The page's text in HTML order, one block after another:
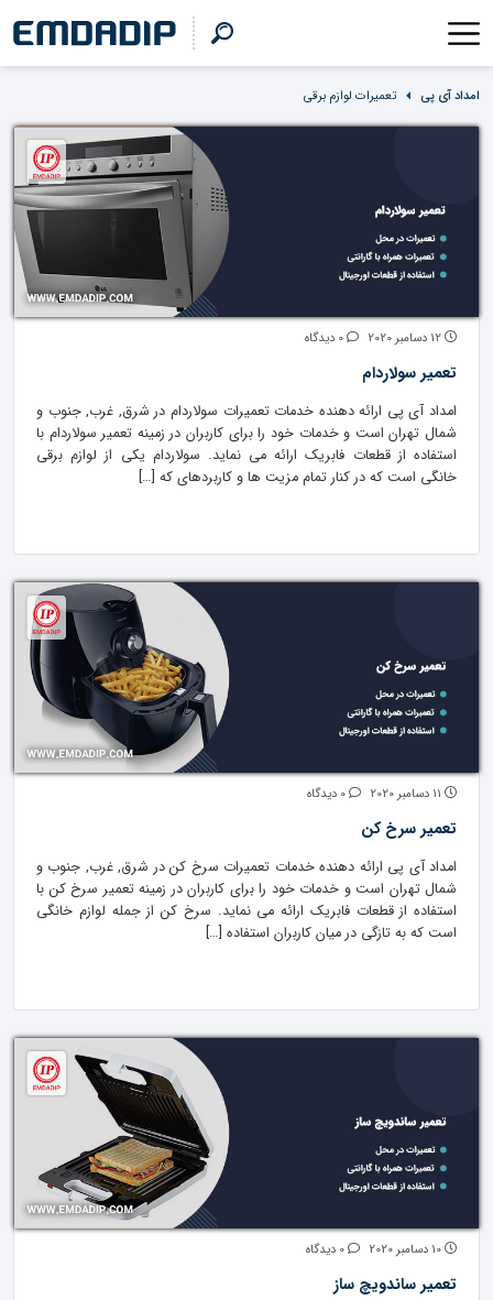
امداد آی پی تعمیرات لوازم برقی
تعمیر سولاردام
امداد آی پی ارائه دهنده خدمات تعمیرات سولاردام در شرق, غرب, جنوب و
شمال تهران است و خدمات خود را برای کاربران در زمینه تعمیر سولاردام با
استفاده از قطعات فابریک ارائه می نماید. سولاردام یکی از لوازم برقی
خانگی است که در کنار تمام مزیت ها و کاربردهای که […]
تعمیر سرخ کن
امداد آی پی ارائه دهنده خدمات تعمیرات سرخ کن در شرق, غرب, جنوب و
شمال تهران است و خدمات خود را برای کاربران در زمینه تعمیر سرخ کن با
استفاده از قطعات فابریک ارائه می نماید. سرخ کن از جمله لوازم خانگی
است که به تازگی در میان کاربران استفاده […]
تعمیر ساندویچ ساز